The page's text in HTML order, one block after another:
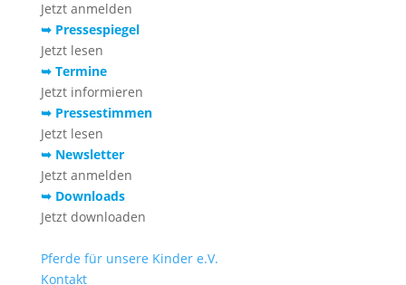
Jetzt anmelden
➥ Pressespiegel
Jetzt lesen
➥ Termine
Jetzt informieren
➥ Pressestimmen
Jetzt lesen
➥ Newsletter
Jetzt anmelden
➥ Downloads
Jetzt downloaden
Pferde für unsere Kinder e.V.
Kontakt